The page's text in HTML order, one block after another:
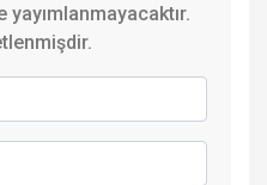
yayımlanmayacaktır.